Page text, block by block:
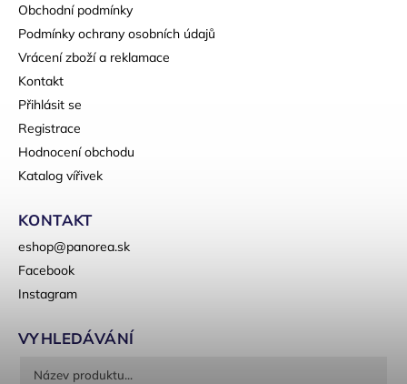
Obchodní podmínky
Podmínky ochrany osobních údajů
Vrácení zboží a reklamace
Kontakt
Přihlásit se
Registrace
Hodnocení obchodu
Katalog vířivek
KONTAKT
eshop@panorea.sk
Facebook
Instagram
VYHLEDÁVÁNÍ